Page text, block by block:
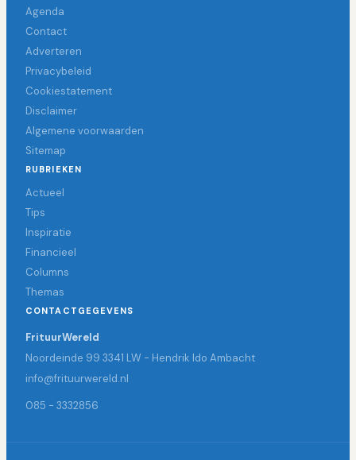
Agenda
Contact
Adverteren
Privacybeleid
Cookiestatement
Disclaimer
Algemene voorwaarden
Sitemap
RUBRIEKEN
Actueel
Tips
Inspiratie
Financieel
Columns
Themas
CONTACTGEGEVENS
FrituurWereld
Noordeinde 99 3341 LW - Hendrik Ido Ambacht
info@frituurwereld.nl
085 - 3332856